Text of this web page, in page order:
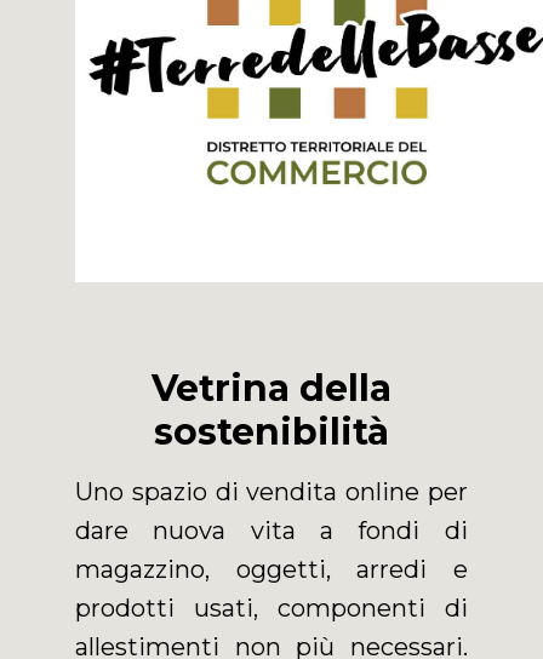
Vetrina della
sostenibilità
Uno spazio di vendita online per
dare nuova vita a fondi di
magazzino, oggetti, arredi e
prodotti usati, componenti di
allestimenti non più necessari.